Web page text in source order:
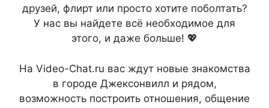
друзей, флирт или просто хотите поболтать?
У нас вы найдете всё необходимое для
этого, и даже больше! 💖
На Video-Chat.ru вас ждут новые знакомства
в городе Джексонвилл и рядом,
возможность построить отношения, общение